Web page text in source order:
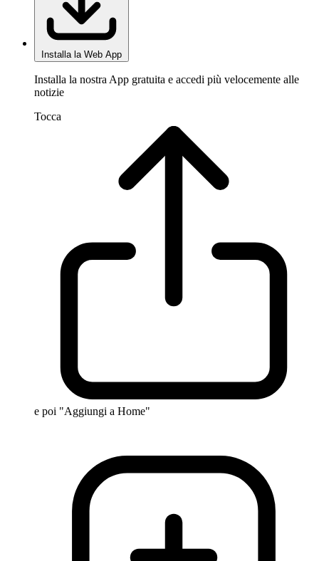
Installa la Web App
Installa la nostra App gratuita e accedi più velocemente alle
notizie
Tocca
e poi "Aggiungi a Home"